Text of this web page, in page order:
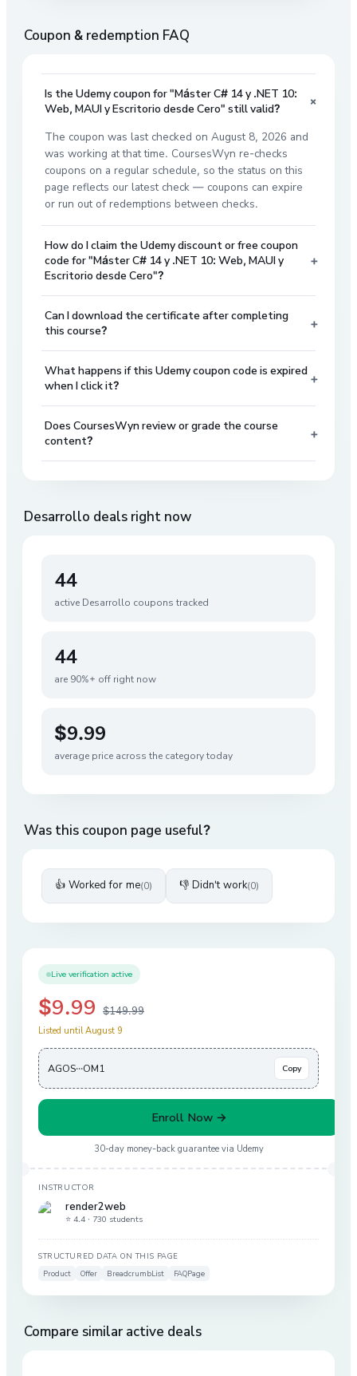
Coupon & redemption FAQ
Is the Udemy coupon for "Máster C# 14 y .NET 10:
Web, MAUI y Escritorio desde Cero" still valid?
+
The coupon was last checked on August 8, 2026 and
was working at that time. CoursesWyn re-checks
coupons on a regular schedule, so the status on this
page reflects our latest check — coupons can expire
or run out of redemptions between checks.
How do I claim the Udemy discount or free coupon
code for "Máster C# 14 y .NET 10: Web, MAUI y
Escritorio desde Cero"?
+
Can I download the certificate after completing
this course?
+
What happens if this Udemy coupon code is expired
when I click it?
+
Does CoursesWyn review or grade the course
content?
+
Desarrollo deals right now
44
active Desarrollo coupons tracked
44
are 90%+ off right now
$9.99
average price across the category today
Was this coupon page useful?
👍 Worked for me(0) 👎 Didn't work(0)
Live verification active
$9.99 $149.99
Listed until August 9
AGOS···OM1 Copy
Enroll Now →
30-day money-back guarantee via Udemy
INSTRUCTOR
render2web
⭐ 4.4 · 730 students
STRUCTURED DATA ON THIS PAGE
Product
Offer BreadcrumbList FAQPage
Compare similar active deals